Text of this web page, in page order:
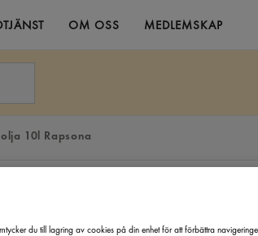
OM OSS MEDLEMSKAP
10l Rapsona
du till lagring av cookies på din enhet för att förbättra